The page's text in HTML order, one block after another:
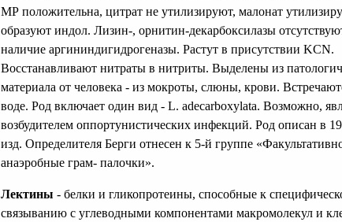
МР положительна, цитрат не утилизируют, малонат
образуют индол. Лизин-, орнитин-декарбоксилазы
наличие аргининдигидрогеназы. Растут в присутствии KCN.
Восстанавливают нитраты в нитриты. Выделены из
материала от человека - из мокроты, слюны, крови.
воде. Род включает один вид - L. adecarboxylata. Возможно,
возбудителем оппортунистических инфекций. Род описан в
изд. Определителя Берги отнесен к 5-й группе
анаэробные грам- палочки».
Лектины - белки и гликопротеины, способные к
связыванию с углеводными компонентами макромолекул и